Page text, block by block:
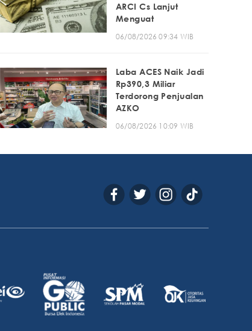
ARCI Cs Lanjut
Menguat
06/08/2026 09:34 WIB
Laba ACES Naik Jadi
Rp390,3 Miliar
Terdorong Penjualan
AZKO
06/08/2026 10:09 WIB